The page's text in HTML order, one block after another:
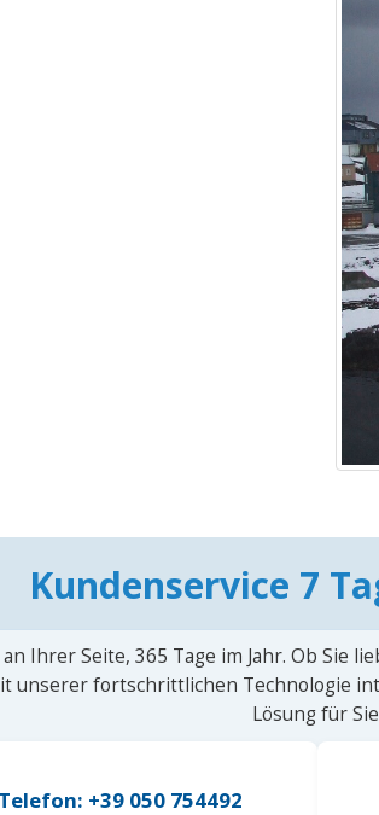
Kundenservice 7
Ihrer Seite, 365 Tage im Jahr. Ob Sie
unserer fortschrittlichen Technologie
Lösung für
Telefon: +39 050 754492